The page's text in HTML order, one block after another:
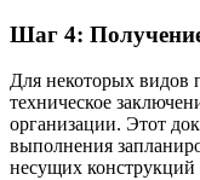
Шаг 4:
Для некоторых видов
техническое
организации. Этот
выполнения
несущих конструкций